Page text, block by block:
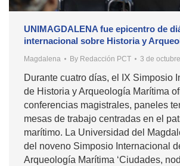
UNIMAGDALENA fue epicentro de
internacional sobre Historia y
Magdalena By Redacción PCT 3 de
Durante cuatro días, el IX Simposio
de Historia y Arqueología Marítima
conferencias magistrales, paneles
mesas de trabajo centradas en el
marítimo. La Universidad del
del noveno Simposio Internacional
Arqueología Marítima ‘Ciudades,